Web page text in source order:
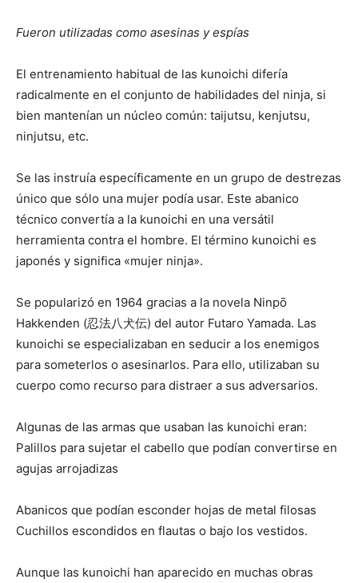
Fueron utilizadas como asesinas y espías
El entrenamiento habitual de las kunoichi difería
radicalmente en el conjunto de habilidades del ninja, si
bien mantenían un núcleo común: taijutsu, kenjutsu,
ninjutsu, etc.
Se las instruía específicamente en un grupo de destrezas
único que sólo una mujer podía usar. Este abanico
técnico convertía a la kunoichi en una versátil
herramienta contra el hombre. El término kunoichi es
japonés y significa «mujer ninja».
Se popularizó en 1964 gracias a la novela Ninpō
Hakkenden (忍法八犬伝) del autor Futaro Yamada. Las
kunoichi se especializaban en seducir a los enemigos
para someterlos o asesinarlos. Para ello, utilizaban su
cuerpo como recurso para distraer a sus adversarios.
Algunas de las armas que usaban las kunoichi eran:
Palillos para sujetar el cabello que podían convertirse en
agujas arrojadizas
Abanicos que podían esconder hojas de metal filosas
Cuchillos escondidos en flautas o bajo los vestidos.
Aunque las kunoichi han aparecido en muchas obras